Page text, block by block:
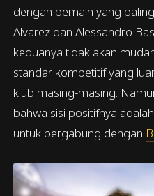
dengan pemain yang
Alvarez dan Alessandro
keduanya tidak akan
standar kompetitif yang
klub masing-masing.
bahwa sisi positifnya
untuk bergabung dengan